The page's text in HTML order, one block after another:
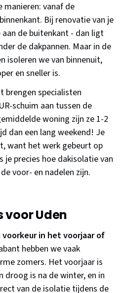
manieren: vanaf de
Bij renovatie van je
de buitenkant - dan ligt
de dakpannen. Maar in de
isoleren we van binnenuit,
en sneller is.
brengen specialisten
schuim aan tussen de
woning zijn ze 1-2
dan een lang weekend! Je
want het werk gebeurt op
je precies hoe dakisolatie van
voor- en nadelen zijn.
voor Uden
in het voorjaar of
hebben we vaak
zomers. Het voorjaar is
droog is na de winter, en in
van de isolatie tijdens de